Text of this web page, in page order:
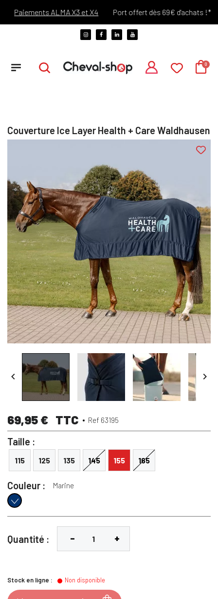
Paiements ALMA X3 et X4 Port offert dès 69€ d'achats !*
Couverture Ice Layer Health + Care Waldhausen
 
69,95 € TTC Ref 63195
Taille :
115 125 135 145 155 165
Couleur : Marine
Marine
Quantité :
Stock en ligne : Non disponible